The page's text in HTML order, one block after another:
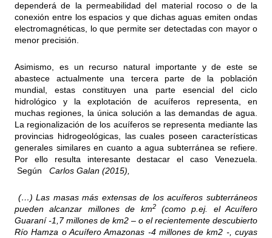
dependerá de la permeabilidad del material rocoso o de la
conexión entre los espacios y que dichas aguas emiten ondas
electromagnéticas, lo que permite ser detectadas con mayor o
menor precisión.
Asimismo, es un recurso natural importante y de este se
abastece actualmente una tercera parte de la población
mundial, estas constituyen una parte esencial del ciclo
hidrológico y la explotación de acuíferos representa, en
muchas regiones, la única solución a las demandas de agua.
La regionalización de los acuíferos se representa mediante las
provincias hidrogeológicas, las cuales poseen características
generales similares en cuanto a agua subterránea se refiere.
Por ello resulta interesante destacar el caso Venezuela.
Según
Carlos Galan (2015),
(…) Las masas más extensas de los acuíferos subterráneos
pueden alcanzar millones de km2(como p.ej. el Acuífero
Guaraní -1,7 millones de km2 – o el recientemente descubierto
Río Hamza o Acuífero Amazonas -4 millones de km2 -, cuyas